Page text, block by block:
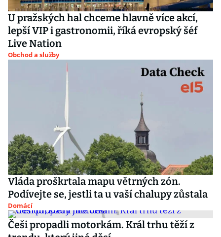
U pražských hal chceme hlavně více akcí,
lepší VIP i gastronomii, říká evropský šéf
Live Nation
Obchod a služby
Vláda proškrtala mapu větrných zón.
Podívejte se, jestli ta u vaší chalupy zůstala
Domácí
Češi propadli motorkám. Král trhu těží z